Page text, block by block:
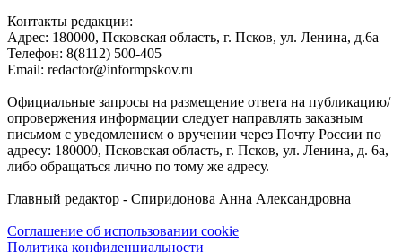
Контакты редакции:
Адреc: 180000, Псковская область, г. Псков, ул. Ленина, д.6а
Телефон: 8(8112) 500-405
Email: redactor@informpskov.ru
Официальные запросы на размещение ответа на публикацию/
опровержения информации следует направлять заказным
письмом с уведомлением о вручении через Почту России по
адресу: 180000, Псковская область, г. Псков, ул. Ленина, д. 6а,
либо обращаться лично по тому же адресу.
Главный редактор - Спиридонова Анна Александровна
Соглашение об использовании cookie
Политика конфиденциальности